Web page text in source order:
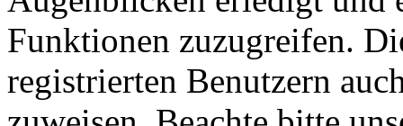
Funktionen zuzugreifen.
registrierten Benutzern